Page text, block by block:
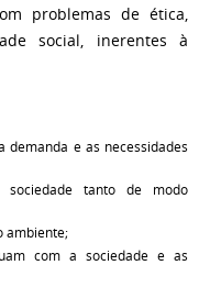
problemas de ética,
social, inerentes à
demanda e as necessidades
sociedade tanto de modo
ambiente;
com a sociedade e as